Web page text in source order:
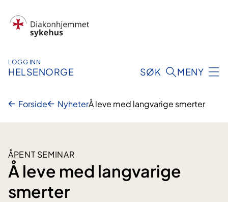
innhold
LOGG INN
HELSENORGE SØK MENY
Forside NyheterÅ leve med langvarige smerter
ÅPENT SEMINAR
Å leve med langvarige
smerter